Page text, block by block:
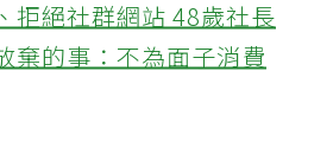
拒絕社群網站 48歲社長
棄的事：不為面子消費